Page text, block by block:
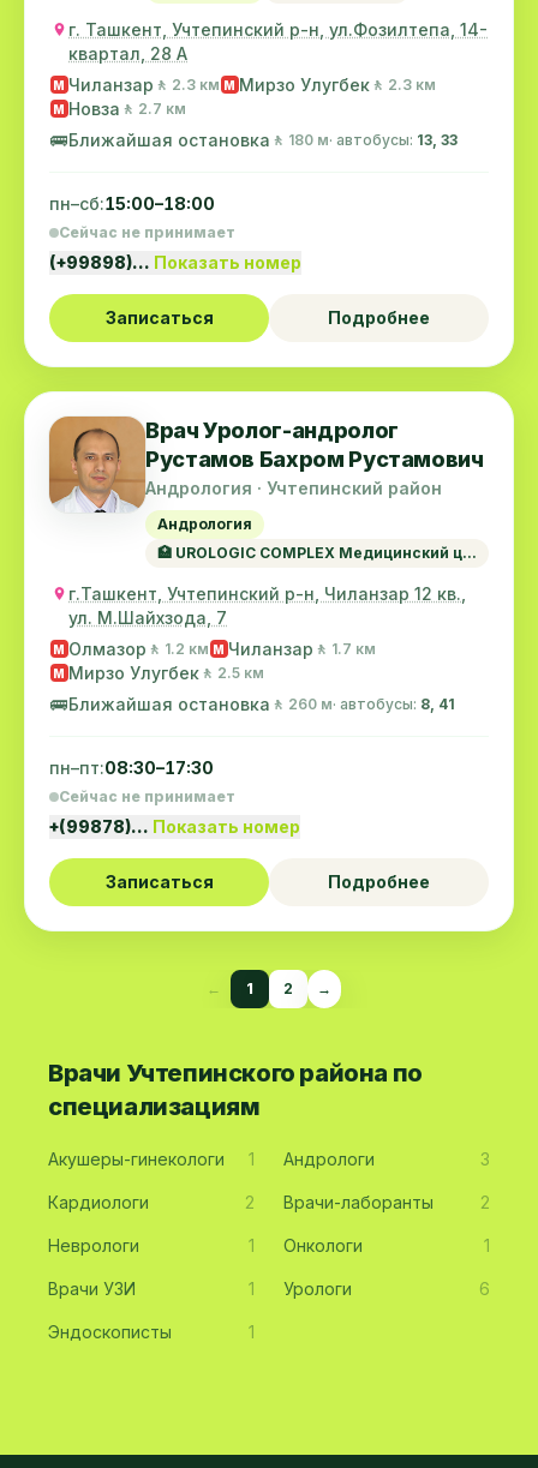
г. Ташкент, Учтепинский р-н, ул.Фозилтепа, 14-
квартал, 28 А
M Чиланзар 🚶 2.3 км M Мирзо Улугбек 🚶 2.3 км
M Новза 🚶 2.7 км
🚌Ближайшая остановка 🚶 180 м· автобусы: 13, 33
пн–сб:15:00–18:00
Сейчас не принимает
(+99898)… Показать номер
Записаться Подробнее
Врач Уролог-андролог
Рустамов Бахром Рустамович
Андрология · Учтепинский район
Андрология
🏥 UROLOGIC COMPLEX Медицинский ц...
г.Ташкент, Учтепинский р-н, Чиланзар 12 кв.,
ул. М.Шайхзода, 7
M Олмазор 🚶 1.2 км M Чиланзар 🚶 1.7 км
M Мирзо Улугбек 🚶 2.5 км
🚌Ближайшая остановка 🚶 260 м· автобусы: 8, 41
пн–пт:08:30–17:30
Сейчас не принимает
+(99878)… Показать номер
Записаться Подробнее
← 1 2 →
Врачи Учтепинского района по
специализациям
Акушеры-гинекологи 1 Андрологи 3
Кардиологи 2 Врачи-лаборанты 2
Неврологи 1 Онкологи 1
Врачи УЗИ 1 Урологи 6
Эндоскописты 1